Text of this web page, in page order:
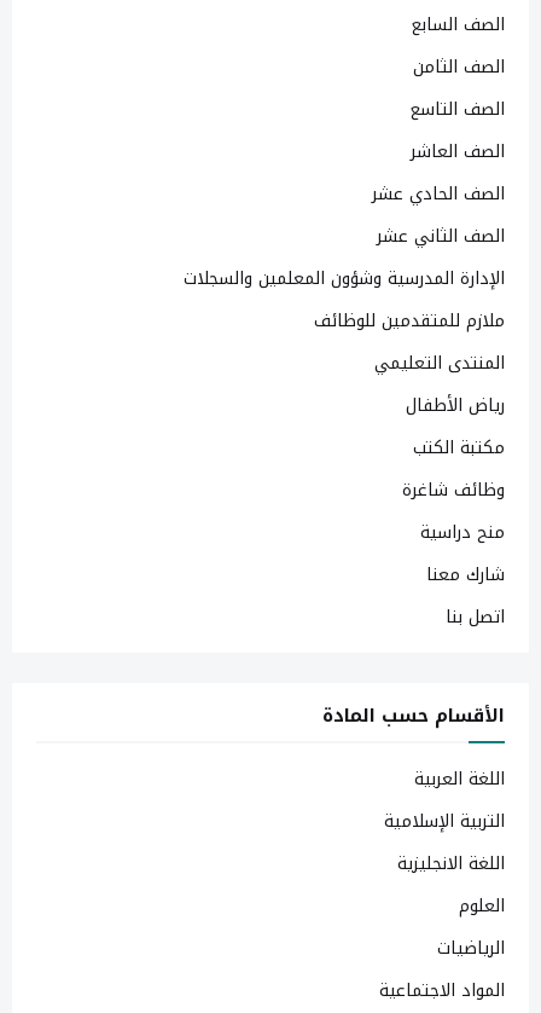
الصف السابع
الصف الثامن
الصف التاسع
الصف العاشر
الصف الحادي عشر
الصف الثاني عشر
الإدارة المدرسية وشؤون المعلمين والسجلات
ملازم للمتقدمين للوظائف
المنتدى التعليمي
رياض الأطفال
مكتبة الكتب
وظائف شاغرة
منح دراسية
شارك معنا
اتصل بنا
الأقسام حسب المادة
اللغة العربية
التربية الإسلامية
اللغة الانجليزية
العلوم
الرياضيات
المواد الاجتماعية